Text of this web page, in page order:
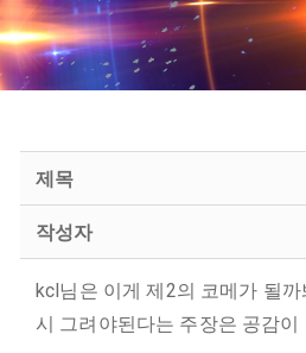
제목
작성자
kcl님은 이게 제2의 코메가 될
시 그려야된다는 주장은 공감이